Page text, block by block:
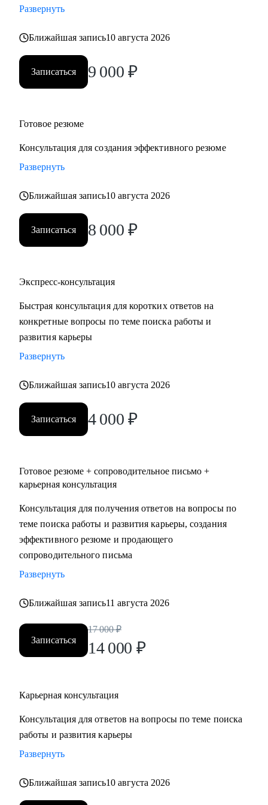
• Учу говорить про деньги, рост и ценность — уверенно и
Работаю индивидуально, с опорой на ваш опыт, ценности
и цели. Через психологическую диагностику, карьерный
коучинг и HR-практики. В удобном темпе, с реальными
результатами
Кому могу помочь:
• Кто устал от «просто работы» и хочет дело по душе
• Кто хочет расти, зарабатывать больше и не выгорать
пути
Основные специализации, с которыми работаю:
• Продажи/торговля
• Медицина/фармацевтика
• Строительство, недвижимость
• Туризм, гостиницы, рестораны
• Искусство, развлечения, массмедиа
• Спортивные клубы, фитнес, салоны красоты
• Административный персонал
Карьера — не марафон, а экосистема. Я помогу вам
выстроить её устойчиво, грамотно и с опорой на себя.
Запишитесь на консультацию — и начните путь к той
жизни, которую вы хотите проживать.
Развернуть
Ближайшая запись10 августа 2026
Записаться 9 000 ₽
Готовое резюме
Консультация для создания эффективного резюме
Развернуть
Ближайшая запись10 августа 2026
Записаться 8 000 ₽
Экспресс-консультация
Быстрая консультация для коротких ответов на
конкретные вопросы по теме поиска работы и
развития карьеры
Развернуть
Ближайшая запись10 августа 2026
Записаться 4 000 ₽
Готовое резюме + сопроводительное письмо +
карьерная консультация
Консультация для получения ответов на вопросы по
теме поиска работы и развития карьеры, создания
эффективного резюме и продающего
сопроводительного письма
Развернуть
Ближайшая запись11 августа 2026
Записаться
17 000 ₽
14 000 ₽
Карьерная консультация
Консультация для ответов на вопросы по теме поиска
работы и развития карьеры
Развернуть
Ближайшая запись10 августа 2026